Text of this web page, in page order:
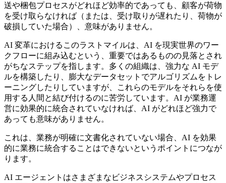
送や梱包プロセスがどれほど効率的であっても、顧客が荷物
を受け取らなければ（または、受け取りが遅れたり、荷物が
破損していた場合）、意味がありません。
AI 変革におけるこのラストマイルは、AI を現実世界のワー
クフローに組み込むという、重要ではあるものの見落とされ
がちなステップを指します。多くの組織は、強力な AI モデ
ルを構築したり、膨大なデータセットでアルゴリズムをトレ
ーニングしたりしていますが、これらのモデルをそれらを使
用する人間と結び付けるのに苦労しています。AI が業務運
営に効果的に統合されていなければ、AI がどれほど強力で
あっても意味がありません。
これは、業務が明確に文書化されていない場合、AI を効果
的に業務に統合することはできないというポイントにつなが
ります。
AI エージェントはさまざまなビジネスシステムやプロセス